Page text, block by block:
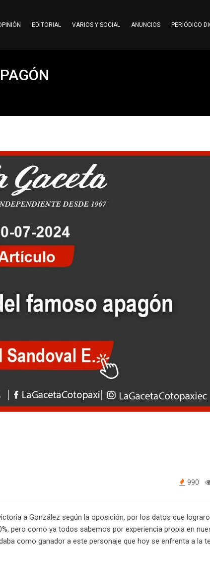
EDITORIAL VARIOS Y SOCIAL ANUNCIOS PERIÓDICO
990
a González según la oposición, por los datos que
pero como ya todos sabemos por experiencia propia en
como ganador a este personaje que hoy se enfrenta a la